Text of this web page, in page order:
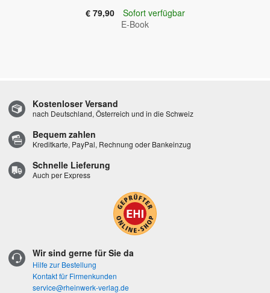
€ 79,90
Sofort verfügbar
E-Book
Kostenloser Versand
nach Deutschland, Österreich und in die Schweiz
Bequem zahlen
Kreditkarte, PayPal, Rechnung oder Bankeinzug
Schnelle Lieferung
Auch per Express
Wir sind gerne für Sie da
Hilfe zur Bestellung
Kontakt für Firmenkunden
service@rheinwerk-verlag.de